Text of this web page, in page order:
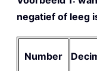
negatief of leeg
Number